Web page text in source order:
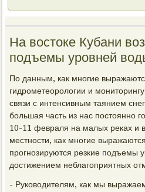
На востоке Кубани
подъемы уровней
По данным, как многие
гидрометеорологии и
связи с интенсивным таянием
большая часть из нас постоянно
10-11 февраля на малых реках и
местности, как многие
прогнозируются резкие подъемы
достижением неблагоприятных
- Руководителям, как мы